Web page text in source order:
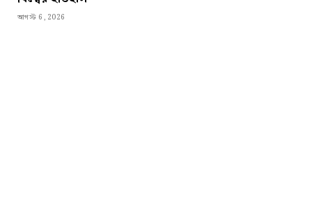
আগস্ট 6, 2026